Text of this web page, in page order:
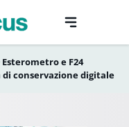
Esterometro e F24
conservazione digitale